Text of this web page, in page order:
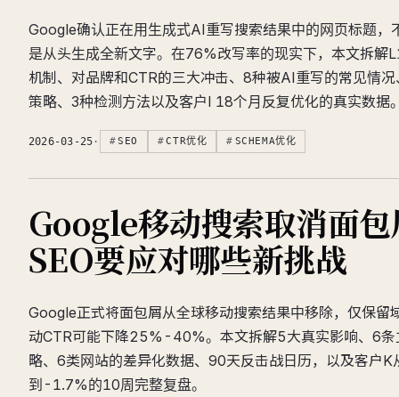
Google确认正在用生成式AI重写搜索结果中的网页标题，
是从头生成全新文字。在76%改写率的现实下，本文拆解
机制、对品牌和CTR的三大冲击、8种被AI重写的常见情
策略、3种检测方法以及客户I 18个月反复优化的真实数据。
2026-03-25 · SEO CTR优化 SCHEMA优化
Google移动搜索取消面包
SEO要应对哪些新挑战
Google正式将面包屑从全球移动搜索结果中移除，仅保留
动CTR可能下降25%-40%。本文拆解5大真实影响、6条
略、6类网站的差异化数据、90天反击战日历，以及客户
到-1.7%的10周完整复盘。